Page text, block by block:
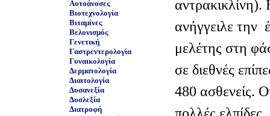
Αυτοάνοσες
Βιοτεχνολογία
Βιταμίνες
Βελονισμός
Γενετική
Γαστρεντερολογία
Γυναικολογία
Δερματολογία
Διαιτολογία
Δυσανεξία
Δυσλεξία
Διατροφή
αντρακικλίνη).
ανήγγειλε την
μελέτης στη
σε διεθνές
480 ασθενείς.
πολλές ελπίδες